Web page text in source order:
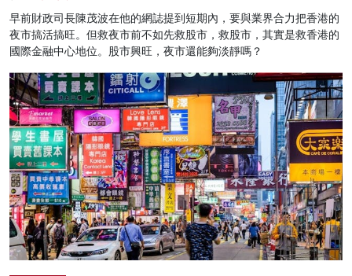
早前財政司長陳茂波在他的網誌提到短期內，要與業界合力把香港的
夜市搞活搞旺。但救夜市前不如先救股市，救股市，其實是救香港的
國際金融中心地位。股市興旺，夜市還能夠淡靜嗎？